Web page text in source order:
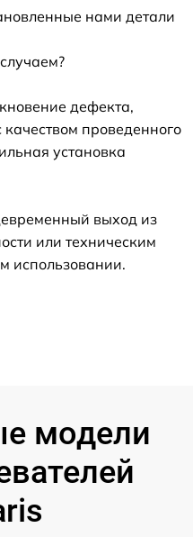
нами детали
дефекта,
проведенного
установка
выход из
или техническим
использовании.
модели